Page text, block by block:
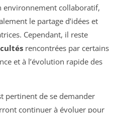
environnement collaboratif,
le partage d’idées et
Cependant, il reste
rencontrées par certains
et à l’évolution rapide des
pertinent de se demander
continuer à évoluer pour